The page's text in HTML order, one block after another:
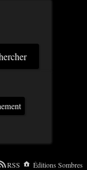
RSS
Éditions Sombres